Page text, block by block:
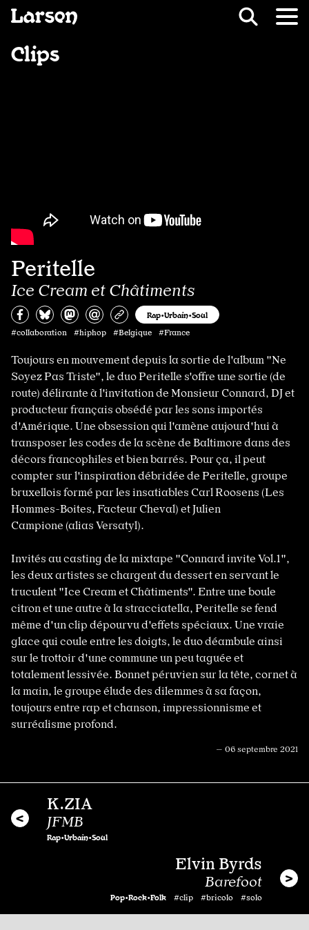
Fil d’ariane
Clips
Peritelle
Ice Cream et Châtiments
Partagez sur Facebook
Partager sur Bluesky
Partager sur Mastodon
Partagez par e-mail
Copiez l’url
Rap•Urbain•Soul
#collaboration #hiphop #Belgique #France
Toujours en mouvement depuis la sortie de l'album "Ne
Soyez Pas Triste", le duo Peritelle s'offre une sortie (de
route) délirante à l'invitation de Monsieur Connard, DJ et
producteur français obsédé par les sons importés
d'Amérique. Une obsession qui l'amène aujourd'hui à
transposer les codes de la scène de Baltimore dans des
décors francophiles et bien barrés. Pour ça, il peut
compter sur l'inspiration débridée de Peritelle, groupe
bruxellois formé par les insatiables Carl Roosens (Les
Hommes-Boites, Facteur Cheval) et Julien
Campione (alias Versatyl).
Invités au casting de la mixtape "Connard invite Vol.1",
les deux artistes se chargent du dessert en servant le
truculent "Ice Cream et Châtiments". Entre une boule
citron et une autre à la stracciatella, Peritelle se fend
même d'un clip dépourvu d'effets spéciaux. Une vraie
glace qui coule entre les doigts, le duo déambule ainsi
sur le trottoir d'une commune un peu taguée et
totalement lessivée. Bonnet péruvien sur la tête, cornet à
la main, le groupe élude des dilemmes à sa façon,
toujours entre rap et chanson, impressionnisme et
surréalisme profond.
— 06 septembre 2021
K.ZIA
JFMB
Rap•Urbain•Soul
Elvin Byrds
Barefoot
Pop•Rock•Folk #clip #bricolo #solo